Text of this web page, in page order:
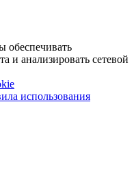
обеспечивать
и анализировать сетевой
использования